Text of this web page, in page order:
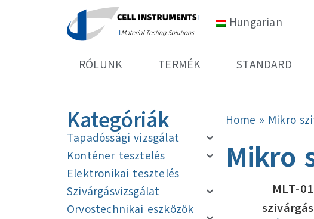
Hungarian
RÓLUNK TERMÉK STANDARD
Kategóriák
Tapadóssági vizsgálat
Konténer tesztelés
Elektronikai tesztelés
Szivárgásvizsgálat
Orvostechnikai eszközök
Home » Mikro
Mikro
MLT-